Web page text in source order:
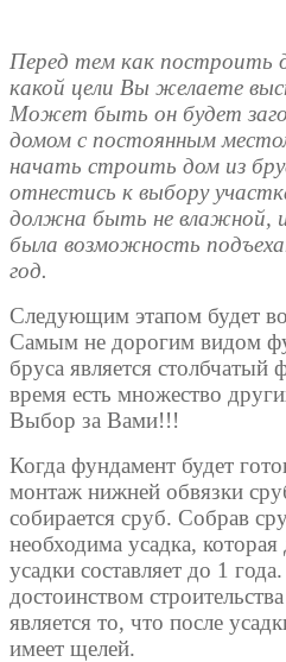
Перед тем как построить
какой цели Вы желаете
Может быть он будет
домом с постоянным
начать строить дом из
отнестись к выбору
должна быть не влажной,
была возможность
год.
Следующим этапом будет
Самым не дорогим видом
бруса является
время есть множество
Выбор за Вами!!!
Когда фундамент будет
монтаж нижней обвязки
собирается сруб. Собрав
необходима усадка,
усадки составляет до 1
достоинством
является то, что после
имеет щелей.